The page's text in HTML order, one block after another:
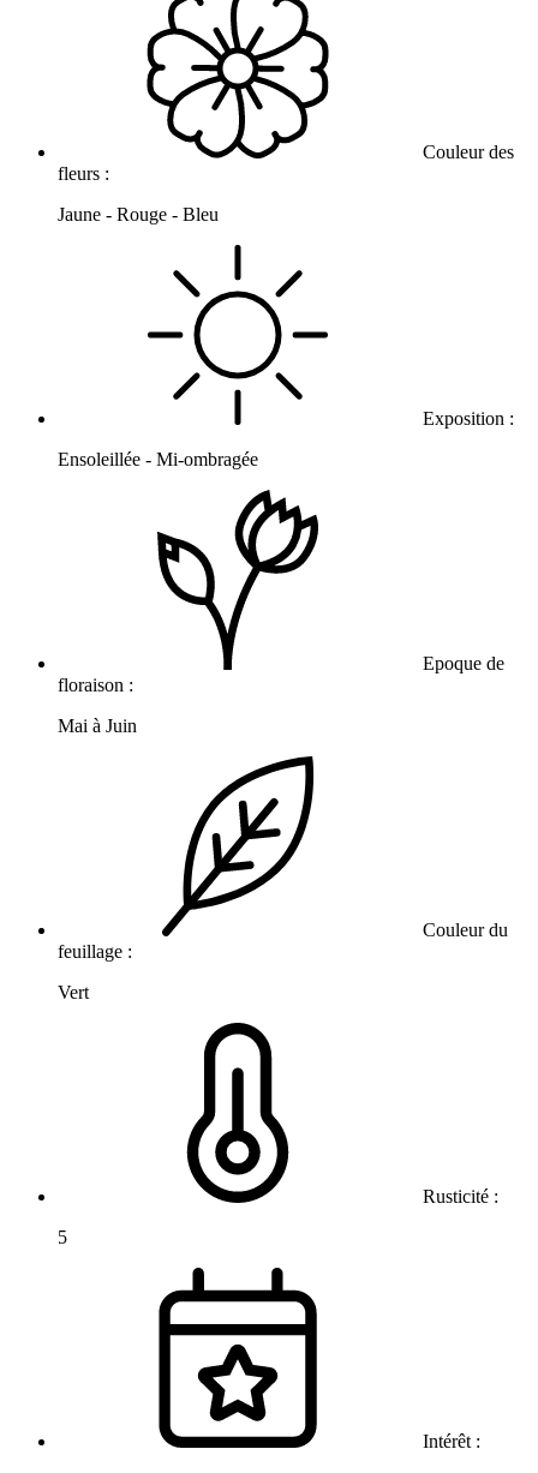
Couleur des
fleurs :
Jaune - Rouge - Bleu
Exposition :
Ensoleillée - Mi-ombragée
Epoque de
floraison :
Mai à Juin
Couleur du
feuillage :
Vert
Rusticité :
5
Intérêt :